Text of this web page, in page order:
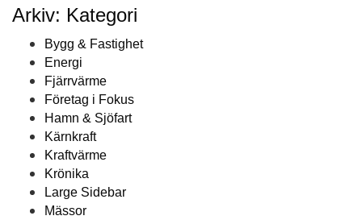
Arkiv: Kategori
Bygg & Fastighet
Energi
Fjärrvärme
Företag i Fokus
Hamn & Sjöfart
Kärnkraft
Kraftvärme
Krönika
Large Sidebar
Mässor